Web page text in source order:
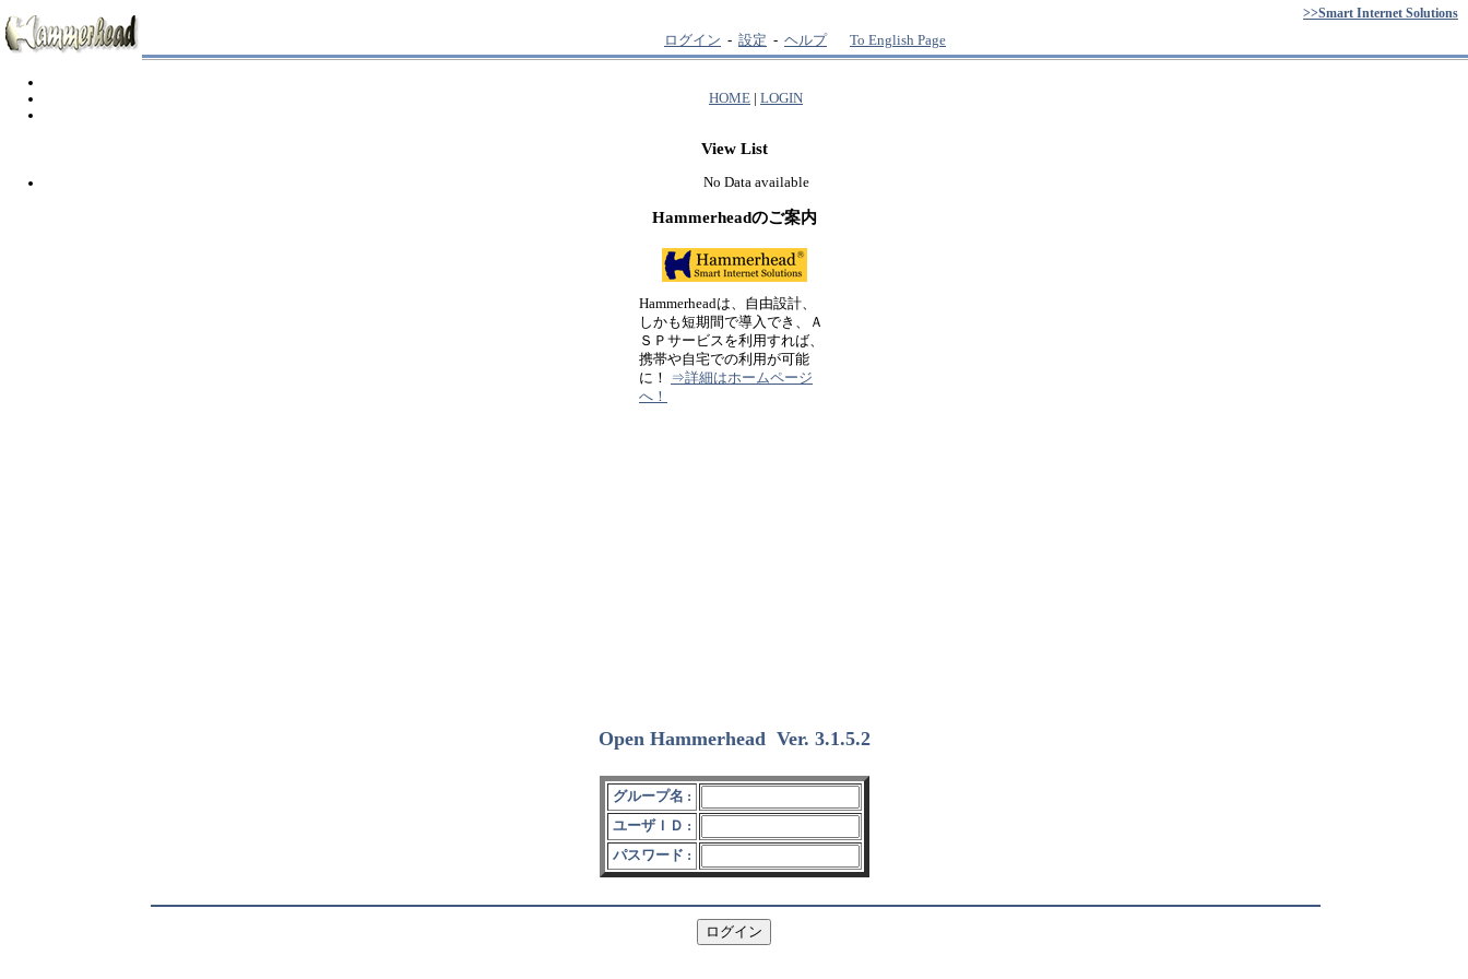
>>Smart Internet Solutions
ログイン - 設定 - ヘルプ To English Page
HOME | LOGIN
View List
No Data available
Hammerheadのご案内
Hammerheadは、自由設計、
しかも短期間で導入でき、Ａ
ＳＰサービスを利用すれば、
携帯や自宅での利用が可能
に！ ⇒詳細はホームページ
へ！
Open Hammerhead Ver. 3.1.5.2
グループ名 :
ユーザＩＤ :
パスワード :